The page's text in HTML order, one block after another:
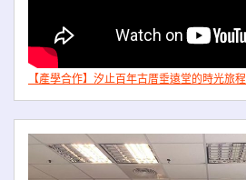
【產學合作】汐止百年古厝垂遠堂的時光旅程